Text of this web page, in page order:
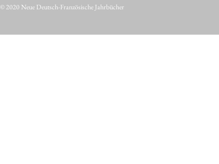
© 2020 Neue Deutsch-Französische Jahrbücher